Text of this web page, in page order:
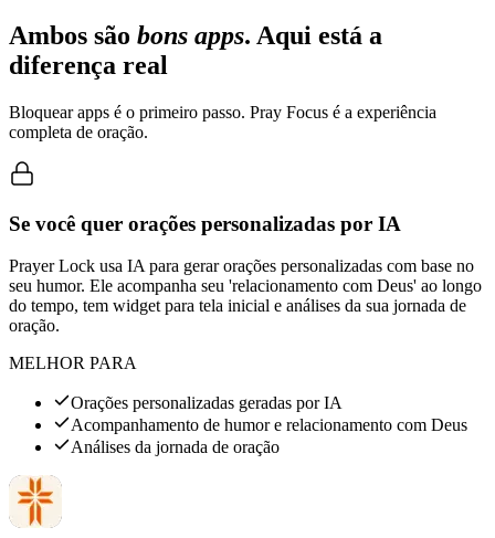
Ambos são bons apps. Aqui está a
diferença real
Bloquear apps é o primeiro passo. Pray Focus é a experiência
completa de oração.
Se você quer orações personalizadas por IA
Prayer Lock usa IA para gerar orações personalizadas com base no
seu humor. Ele acompanha seu 'relacionamento com Deus' ao longo
do tempo, tem widget para tela inicial e análises da sua jornada de
oração.
MELHOR PARA
Orações personalizadas geradas por IA
Acompanhamento de humor e relacionamento com Deus
Análises da jornada de oração